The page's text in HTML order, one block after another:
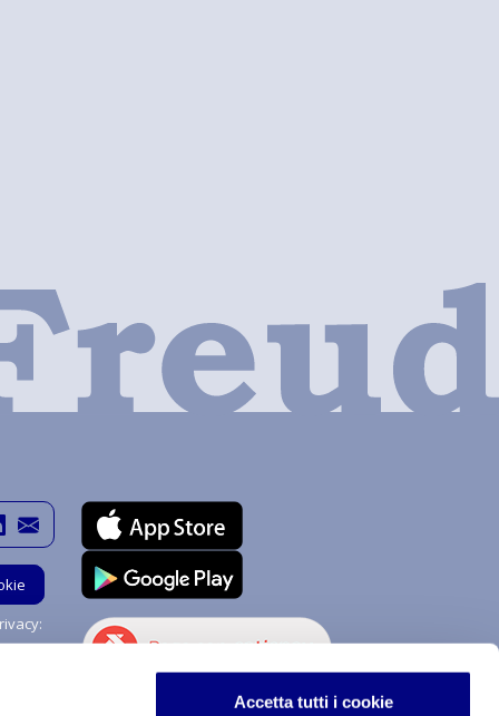
Accetta tutti i cookie
Chiedi a me!